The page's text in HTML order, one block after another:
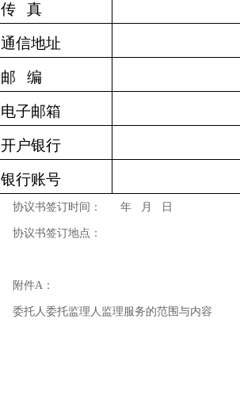
传 真
通信地址
邮 编
电子邮箱
开户银行
银行账号
协议书签订时间： 年 月 日
协议书签订地点：
附件A：
委托人委托监理人监理服务的范围与内容